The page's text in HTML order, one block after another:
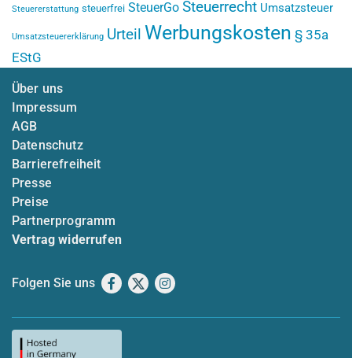
Steuererstattung steuerfrei SteuerGo Steuerrecht Umsatzsteuer
Umsatzsteuererklärung Urteil Werbungskosten § 35a
EStG
Über uns
Impressum
AGB
Datenschutz
Barrierefreiheit
Presse
Preise
Partnerprogramm
Vertrag widerrufen
Folgen Sie uns Facebook
X Instagram